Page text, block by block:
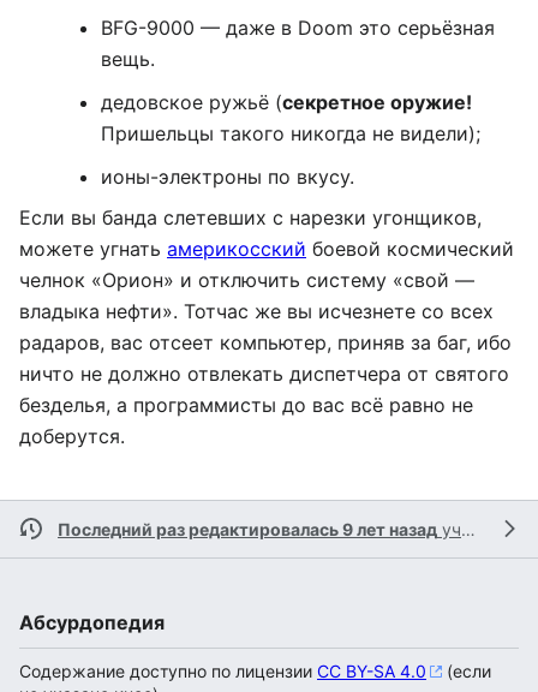
BFG-9000 — даже в Doom это серьёзная
вещь.
дедовское ружьё (секретное оружие!
Пришельцы такого никогда не видели);
ионы-электроны по вкусу.
Если вы банда слетевших с нарезки угонщиков,
можете угнать америкосский боевой космический
челнок «Орион» и отключить систему «свой —
владыка нефти». Тотчас же вы исчезнете со всех
радаров, вас отсеет компьютер, приняв за баг, ибо
ничто не должно отвлекать диспетчера от святого
безделья, а программисты до вас всё равно не
доберутся.
Последний раз редактировалась 9 лет назад участником
Абсурдопедия
Содержание доступно по лицензии CC BY-SA 4.0
(если